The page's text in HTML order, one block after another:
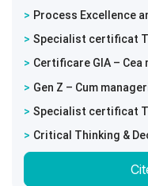
Process Excellence
Specialist certificat Thomas: Certificare PPA –
Certificare GIA – Cea mai sigura
Gen Z – Cum
Specialist certificat Thomas: Certificare PPA –
Critical Thinking & Decision